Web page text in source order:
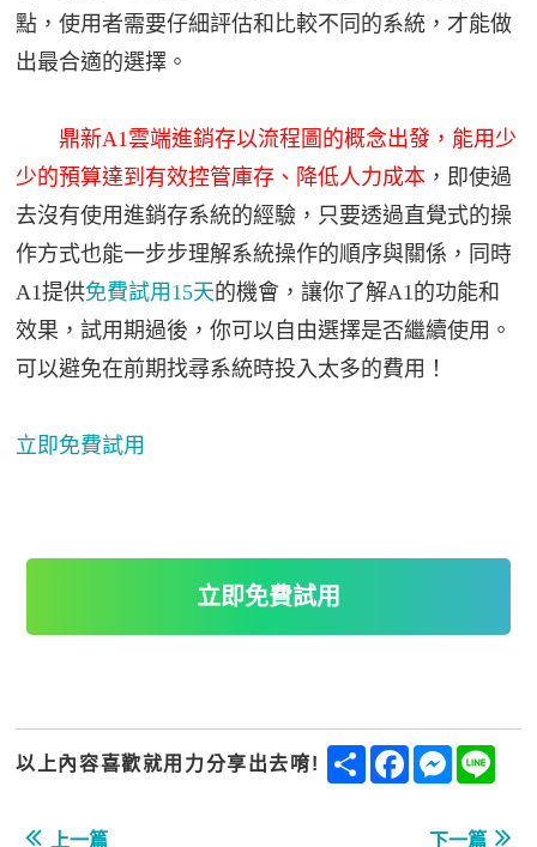
點，使用者需要仔細評估和比較不同的系統，才能做
出最合適的選擇。
鼎新A1雲端進銷存以流程圖的概念出發，能用少
少的預算達到有效控管庫存、降低人力成本 ，即使過
去沒有使用進銷存系統的經驗，只要透過直覺式的操
作方式也能一步步理解系統操作的順序與關係，同時
A1提供免費試用15天的機會，讓你了解A1的功能和
效果，試用期過後，你可以自由選擇是否繼續使用。
可以避免在前期找尋系統時投入太多的費用！
立即免費試用
立即免費試用
以上內容喜歡就用力分享出去唷! ShareFacebook
上一篇 下一篇